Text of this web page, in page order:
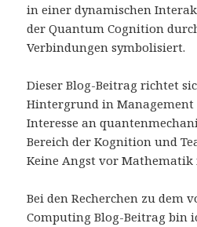
in einer dynamischen
der Quantum Cognition
Verbindungen symbolisiert.
Dieser Blog-Beitrag richtet
Hintergrund in Management
Interesse an
Bereich der Kognition und
Keine Angst vor
Bei den Recherchen zu dem
Computing Blog-Beitrag bin